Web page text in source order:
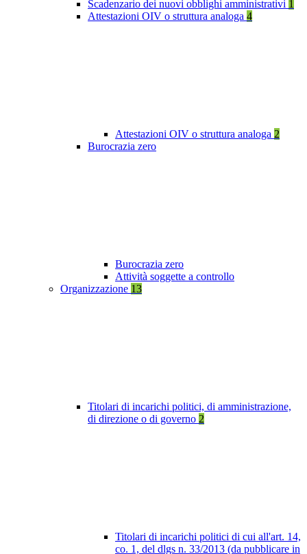
Scadenzario dei nuovi obblighi amministrativi 1
Attestazioni OIV o struttura analoga 4
Attestazioni OIV o struttura analoga 2
Burocrazia zero
Burocrazia zero
Attività soggette a controllo
Organizzazione 13
Titolari di incarichi politici, di amministrazione,
di direzione o di governo 2
Titolari di incarichi politici di cui all'art. 14,
co. 1, del dlgs n. 33/2013 (da pubblicare in